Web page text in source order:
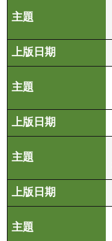
私
保
護
策
資
訊
安
宣
為